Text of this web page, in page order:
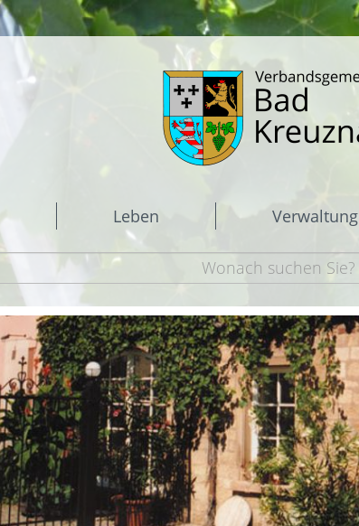
Leben Verwaltung